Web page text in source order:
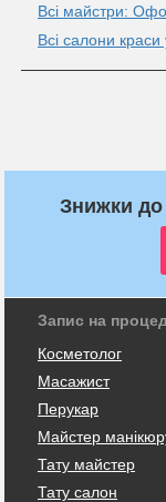
Всі майстри:
Всі салони краси
Знижки до
Запис на
Косметолог
Масажист
Перукар
Майстер
Тату майстер
Тату салон